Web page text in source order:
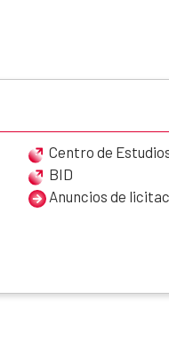
Centro de
BID
Anuncios de